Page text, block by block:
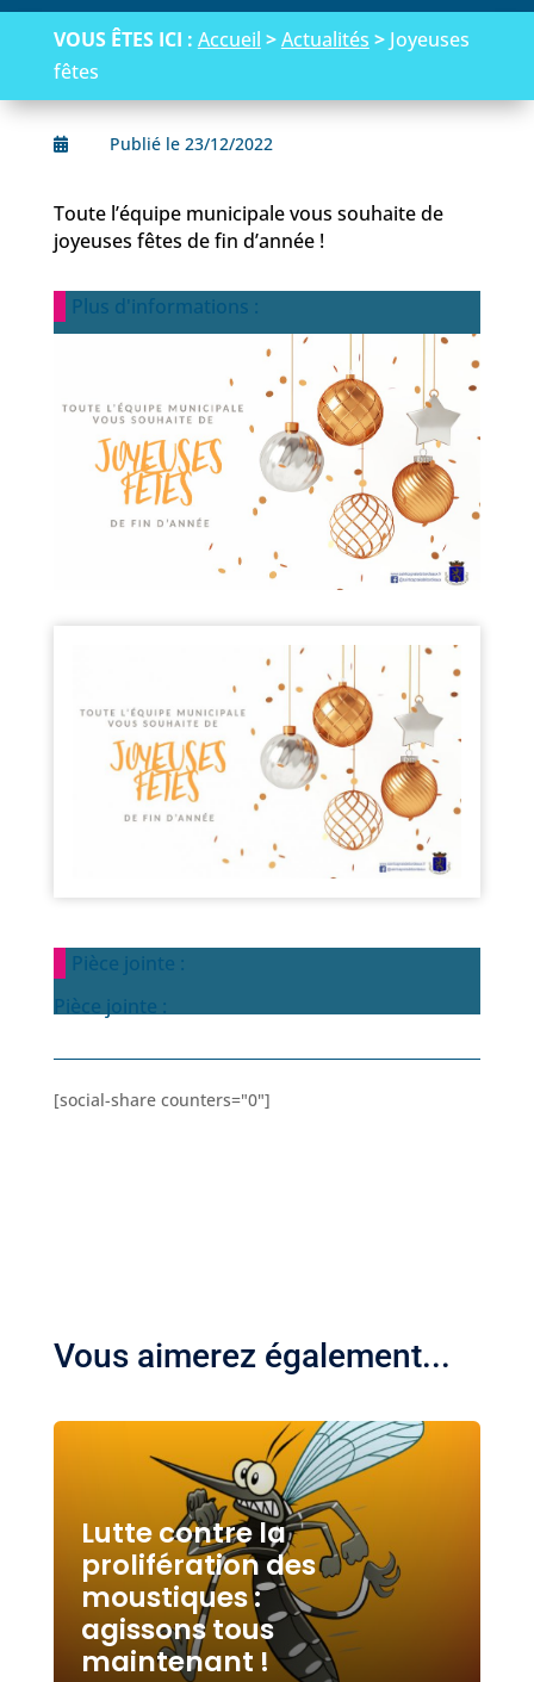
VOUS ÊTES ICI : Accueil >Actualités > Joyeuses
fêtes
 Publié le 23/12/2022
Toute l’équipe municipale vous souhaite de
joyeuses fêtes de fin d’année !
Plus d'informations :
Pièce jointe :
Pièce jointe :
[social-share counters="0"]
Vous aimerez également...
Lutte contre la
prolifération des
moustiques :
agissons tous
maintenant !